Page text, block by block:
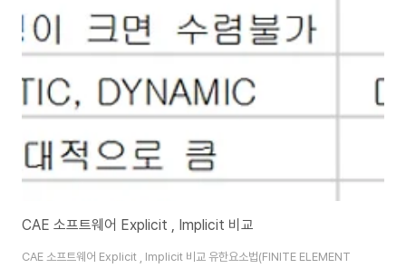
CAE 소프트웨어 Explicit , Implicit 비교
CAE 소프트웨어 Explicit , Implicit 비교 유한요소법(FINITE ELEMENT